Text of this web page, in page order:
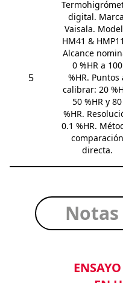
5
digital.
Vaisala.
HM41 &
Alcance
0 %HR a 100
%HR. Puntos
calibrar: 20
50 %HR y 80
%HR.
0.1 %HR.
comparación
directa.
Notas